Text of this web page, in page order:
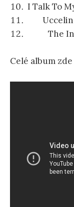
I Talk To
The
Celé album